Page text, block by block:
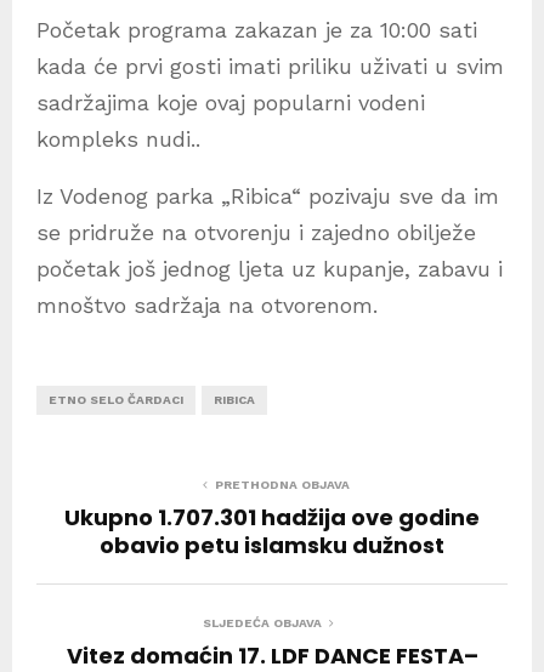
Početak programa zakazan je za 10:00 sati
kada će prvi gosti imati priliku uživati u svim
sadržajima koje ovaj popularni vodeni
kompleks nudi..
Iz Vodenog parka „Ribica“ pozivaju sve da im
se pridruže na otvorenju i zajedno obilježe
početak još jednog ljeta uz kupanje, zabavu i
mnoštvo sadržaja na otvorenom.
ETNO SELO ČARDACI RIBICA
PRETHODNA OBJAVA
Ukupno 1.707.301 hadžija ove godine
obavio petu islamsku dužnost
SLJEDEĆA OBJAVA
Vitez domaćin 17. LDF DANCE FESTA–